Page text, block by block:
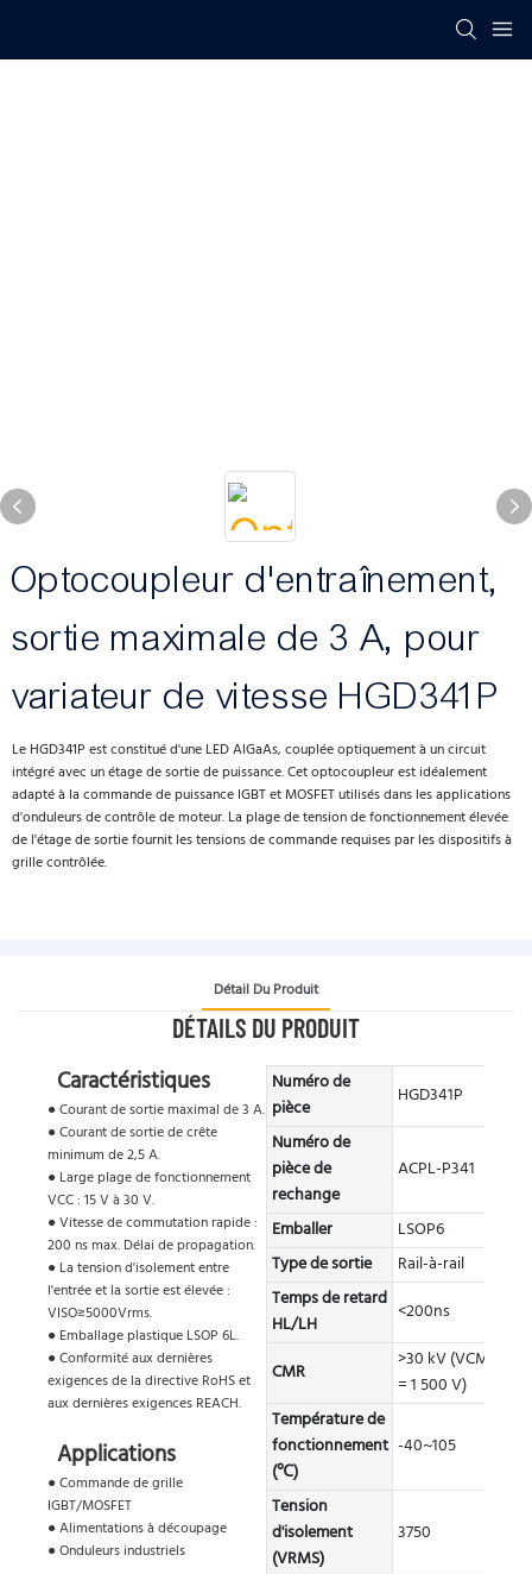
Optocoupleur d'entraînement,
sortie maximale de 3 A, pour
variateur de vitesse HGD341P
Le HGD341P est constitué d'une LED AlGaAs, couplée optiquement à un circuit
intégré avec un étage de sortie de puissance. Cet optocoupleur est idéalement
adapté à la commande de puissance IGBT et MOSFET utilisés dans les applications
d'onduleurs de contrôle de moteur. La plage de tension de fonctionnement élevée
de l'étage de sortie fournit les tensions de commande requises par les dispositifs à
grille contrôlée.
Détail Du Produit
DÉTAILS DU PRODUIT
Caractéristiques
● Courant de sortie maximal de 3 A.
● Courant de sortie de crête
minimum de 2,5 A.
● Large plage de fonctionnement
VCC : 15 V à 30 V.
● Vitesse de commutation rapide :
200 ns max. Délai de propagation.
● La tension d'isolement entre
l'entrée et la sortie est élevée :
VISO≥5000Vrms.
● Emballage plastique LSOP 6L.
● Conformité aux dernières
exigences de la directive RoHS et
aux dernières exigences REACH.
Applications
● Commande de grille
IGBT/MOSFET
● Alimentations à découpage
● Onduleurs industriels
Numéro de
pièce
HGD341P
Numéro de
pièce de
rechange
ACPL-P341
Emballer
LSOP6
Type de sortie
Rail-à-rail
Temps de retard
HL/LH
<200ns
CMR
>30 kV (VCM
= 1 500 V)
Température de
fonctionnement
(℃)
-40~105
Tension
d'isolement
(VRMS)
3750